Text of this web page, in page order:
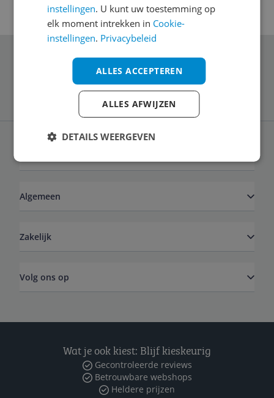
Schrijf je in voor onze nieuwsbrief
Algemeen
Zakelijk
Volg ons op
Wat je ook kiest: Blijf kieskeurig
Gecontroleerde reviews
Betrouwbare webshops
Heldere prijzen
instellingen. U kunt uw toestemming op
elk moment intrekken in Cookie-
instellingen. Privacybeleid
ALLES ACCEPTEREN
ALLES AFWIJZEN
DETAILS WEERGEVEN